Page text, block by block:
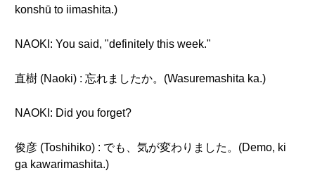
konshū to iimashita.)
NAOKI: You said, "definitely this week."
直樹 (Naoki) : 忘れましたか。(Wasuremashita ka.)
NAOKI: Did you forget?
俊彦 (Toshihiko) : でも、気が変わりました。(Demo, ki
ga kawarimashita.)